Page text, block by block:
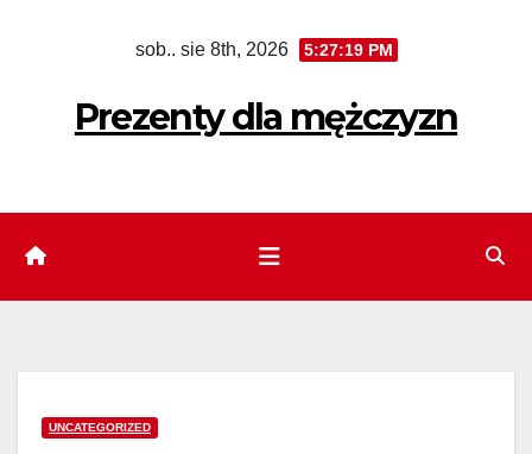
sob.. sie 8th, 2026 5:27:21 PM
Prezenty dla mężczyzn
UNCATEGORIZED